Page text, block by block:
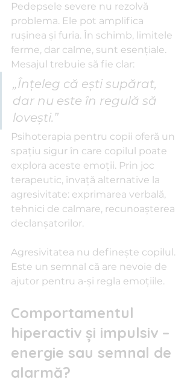
Pedepsele severe nu rezolvă
problema. Ele pot amplifica
rușinea și furia. În schimb, limitele
ferme, dar calme, sunt esențiale.
Mesajul trebuie să fie clar:
„Înțeleg că ești supărat,
dar nu este în regulă să
lovești.”
Psihoterapia pentru copii oferă un
spațiu sigur în care copilul poate
explora aceste emoții. Prin joc
terapeutic, învață alternative la
agresivitate: exprimarea verbală,
tehnici de calmare, recunoașterea
declanșatorilor.
Agresivitatea nu definește copilul.
Este un semnal că are nevoie de
ajutor pentru a-și regla emoțiile.
Comportamentul
hiperactiv și impulsiv –
energie sau semnal de
alarmă?